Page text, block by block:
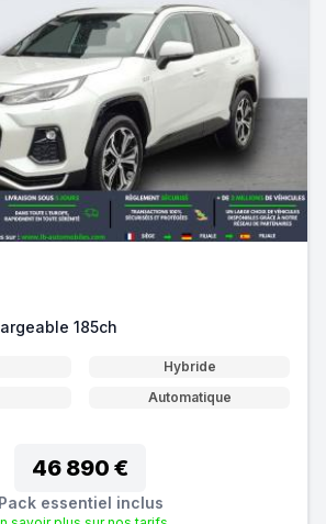
185ch
Hybride
Automatique
46 890 €
Pack essentiel inclus